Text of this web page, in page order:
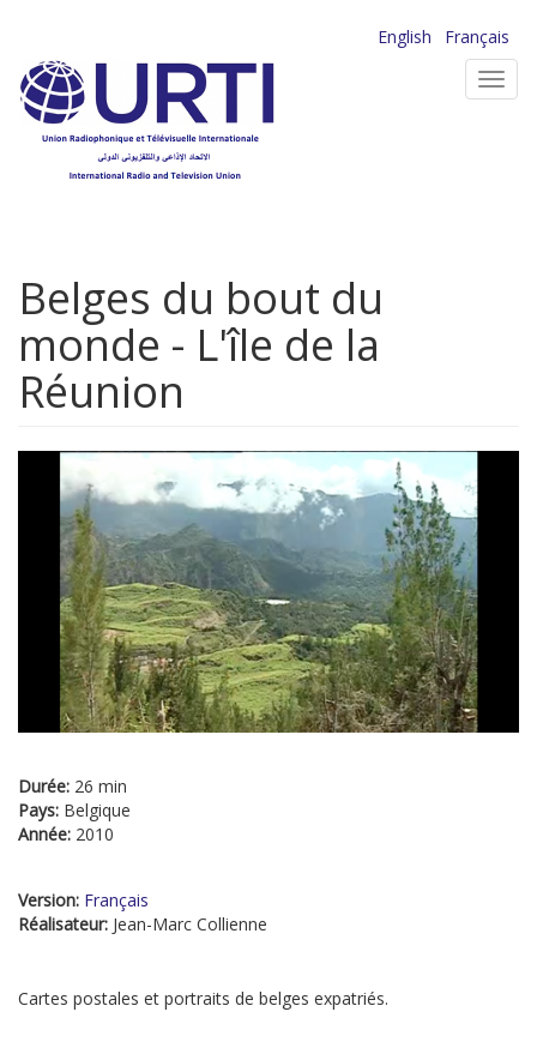
contenu
principal
English
Français
Belges du bout du
monde - L'île de la
Réunion
Durée: 26 min
Pays: Belgique
Année: 2010
Version: Français
Réalisateur: Jean-Marc Collienne
Cartes postales et portraits de belges expatriés.